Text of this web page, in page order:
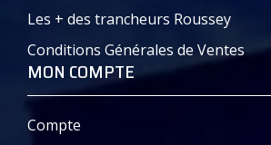
Les + des trancheurs Roussey
Conditions Générales de Ventes
MON COMPTE
Compte